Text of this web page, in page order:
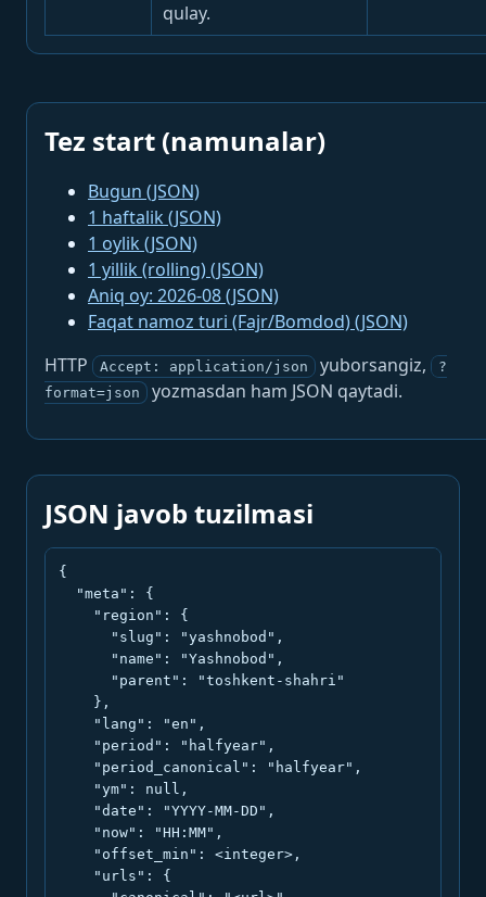
qulay.
Tez start (namunalar)
Bugun (JSON)
1 haftalik (JSON)
1 oylik (JSON)
1 yillik (rolling) (JSON)
Aniq oy: 2026-08 (JSON)
Faqat namoz turi (Fajr/Bomdod) (JSON)
HTTP
Accept: application/json yuborsangiz,
?
format=json
yozmasdan ham JSON qaytadi.
JSON javob tuzilmasi
{
  "meta": {
    "region": {
      "slug": "yashnobod",
      "name": "Yashnobod",
      "parent": "toshkent-shahri"
    },
    "lang": "en",
    "period": "halfyear",
    "period_canonical": "halfyear",
    "ym": null,
    "date": "YYYY-MM-DD",
    "now": "HH:MM",
    "offset_min": <integer>,
    "urls": {